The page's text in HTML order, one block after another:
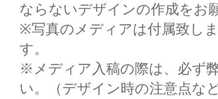
ならないデザインの作成をお
※写真のメディアは付属致し
す。
※メディア入稿の際は、必ず
い。（デザイン時の注意点な